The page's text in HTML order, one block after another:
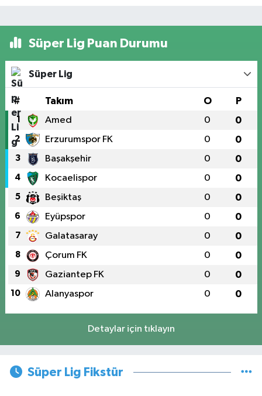
Süper Lig Puan Durumu
Süper Lig
# Takım O P
1 Amed 0 0
2 Erzurumspor FK 0 0
3 Başakşehir 0 0
4 Kocaelispor 0 0
5 Beşiktaş 0 0
6 Eyüpspor 0 0
7 Galatasaray 0 0
8 Çorum FK 0 0
9 Gaziantep FK 0 0
10 Alanyaspor 0 0
Detaylar için tıklayın
Süper Lig Fikstür